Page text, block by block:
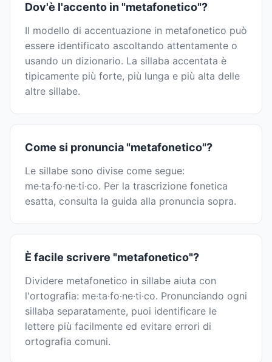
Dov'è l'accento in "metafonetico"?
Il modello di accentuazione in metafonetico può
essere identificato ascoltando attentamente o
usando un dizionario. La sillaba accentata è
tipicamente più forte, più lunga e più alta delle
altre sillabe.
Come si pronuncia "metafonetico"?
Le sillabe sono divise come segue:
me·ta·fo·ne·ti·co. Per la trascrizione fonetica
esatta, consulta la guida alla pronuncia sopra.
È facile scrivere "metafonetico"?
Dividere metafonetico in sillabe aiuta con
l'ortografia: me·ta·fo·ne·ti·co. Pronunciando ogni
sillaba separatamente, puoi identificare le
lettere più facilmente ed evitare errori di
ortografia comuni.